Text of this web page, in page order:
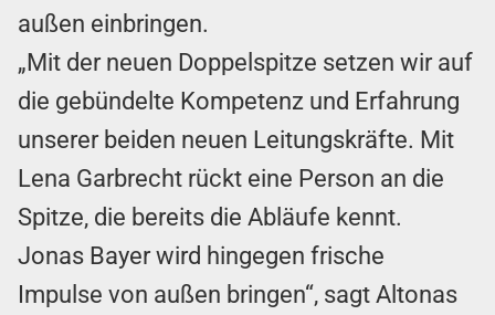
außen einbringen.
„Mit der neuen Doppelspitze setzen wir auf
die gebündelte Kompetenz und Erfahrung
unserer beiden neuen Leitungskräfte. Mit
Lena Garbrecht rückt eine Person an die
Spitze, die bereits die Abläufe kennt.
Jonas Bayer wird hingegen frische
Impulse von außen bringen“, sagt Altonas